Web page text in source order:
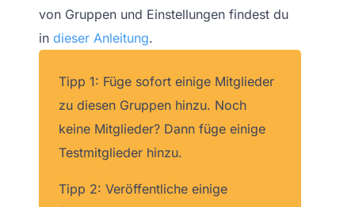
von Gruppen und Einstellungen findest du
in dieser Anleitung.
Tipp 1: Füge sofort einige Mitglieder
zu diesen Gruppen hinzu. Noch
keine Mitglieder? Dann füge einige
Testmitglieder hinzu.
Tipp 2: Veröffentliche einige